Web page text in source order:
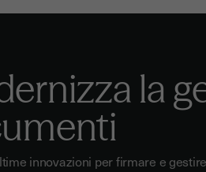
la
innovazioni per firmare e